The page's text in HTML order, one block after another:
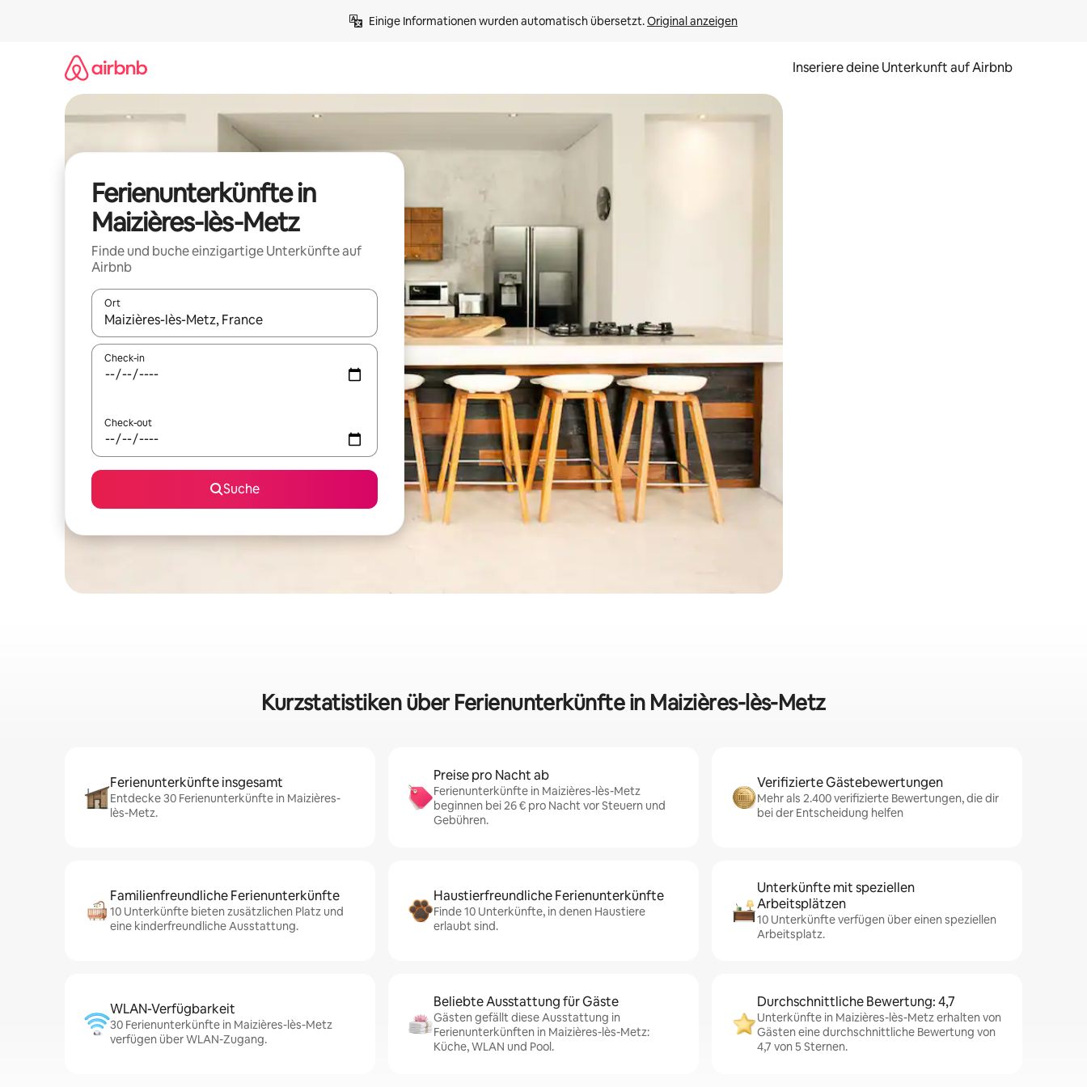
Einige Informationen wurden automatisch übersetzt. Original anzeigen
Inseriere deine Unterkunft auf Airbnb
Ferienunterkünfte in
Maizières-lès-Metz
Finde und buche einzigartige Unterkünfte auf
Airbnb
Ort
Wenn Ergebnisse verfügbar sind, navigiere mit den Pfeiltasten nach oben und unten oder erkunde die Ergebnisse durch Berühren oder Wischgesten.
Check-in
Check-out
Suche
Kurzstatistiken über Ferienunterkünfte in Maizières-lès-Metz
Ferienunterkünfte insgesamt
Entdecke 30 Ferienunterkünfte in Maizières-
lès-Metz.
Preise pro Nacht ab
Ferienunterkünfte in Maizières-lès-Metz
beginnen bei 26 € pro Nacht vor Steuern und
Gebühren.
Verifizierte Gästebewertungen
Mehr als 2.400 verifizierte Bewertungen, die dir
bei der Entscheidung helfen
Familienfreundliche Ferienunterkünfte
10 Unterkünfte bieten zusätzlichen Platz und
eine kinderfreundliche Ausstattung.
Haustierfreundliche Ferienunterkünfte
Finde 10 Unterkünfte, in denen Haustiere
erlaubt sind.
Unterkünfte mit speziellen
Arbeitsplätzen
10 Unterkünfte verfügen über einen speziellen
Arbeitsplatz.
WLAN-Verfügbarkeit
30 Ferienunterkünfte in Maizières-lès-Metz
verfügen über WLAN-Zugang.
Beliebte Ausstattung für Gäste
Gästen gefällt diese Ausstattung in
Ferienunterkünften in Maizières-lès-Metz:
Küche, WLAN und Pool.
Durchschnittliche Bewertung: 4,7
Unterkünfte in Maizières-lès-Metz erhalten von
Gästen eine durchschnittliche Bewertung von
4,7 von 5 Sternen.